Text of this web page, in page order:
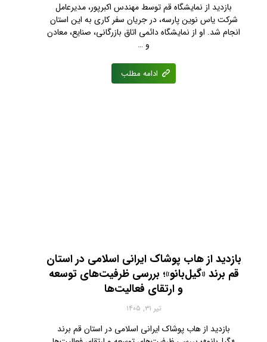
بازدید از نمایشگاه قم توسط مهندس اکبرپور، مدیرعامل
شرکت یاس نوین پارسه، در جریان سفر کاری به این استان
انجام شد. او از نمایشگاه دائمی اتاق بازرگانی، صنایع، معادن
و …
ادامه مطلب
بازدید از هاب پوشاک ایرانی اسلامی در استان
قم برند «گیل‌بانو»؛ بررسی ظرفیت‌های توسعه
و ارتقای فعالیت‌ها
تیر ۳۱, ۱۴۰۵
بازدید از هاب پوشاک ایرانی اسلامی در استان قم برند